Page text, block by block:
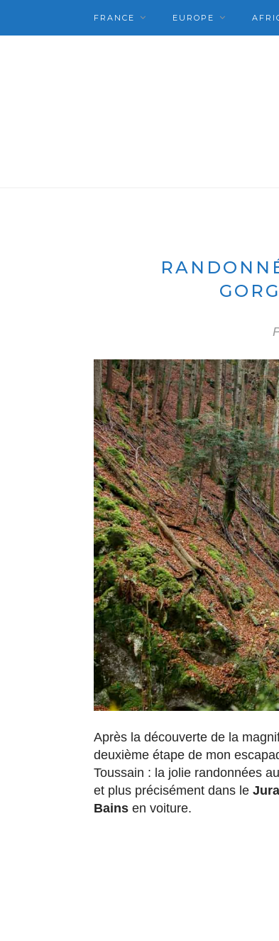
FRANCE EUROPE
Après la découverte de la
deuxième étape de mon
Toussain : la jolie randonnées
et plus précisément dans le
Bains en voiture.